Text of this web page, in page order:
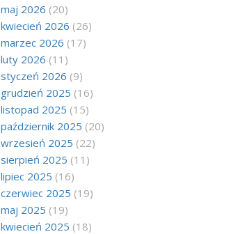
maj 2026 (20)
kwiecień 2026 (26)
marzec 2026 (17)
luty 2026 (11)
styczeń 2026 (9)
grudzień 2025 (16)
listopad 2025 (15)
październik 2025 (20)
wrzesień 2025 (22)
sierpień 2025 (11)
lipiec 2025 (16)
czerwiec 2025 (19)
maj 2025 (19)
kwiecień 2025 (18)